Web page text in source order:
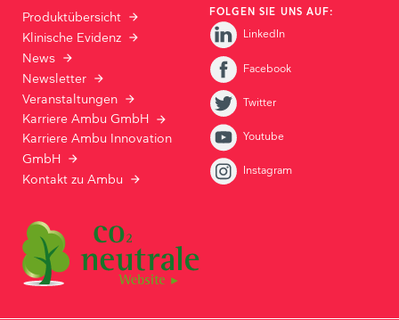
Produktübersicht
Klinische Evidenz
News
Newsletter
Veranstaltungen
Karriere Ambu GmbH
Karriere Ambu Innovation
GmbH
Kontakt zu Ambu
FOLGEN SIE UNS AUF:
LinkedIn
Facebook
Twitter
Youtube
Instagram